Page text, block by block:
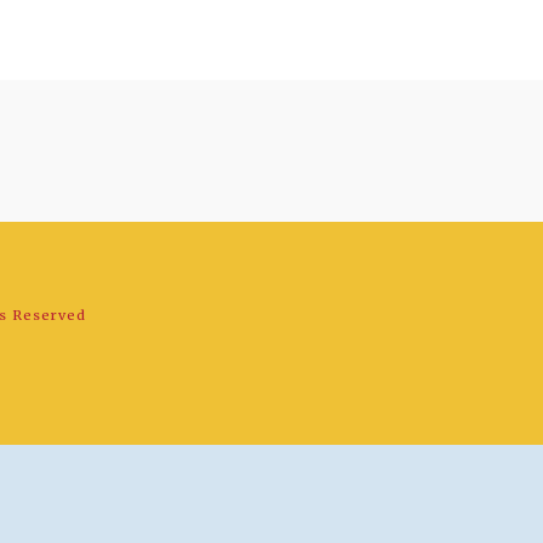
Reserved